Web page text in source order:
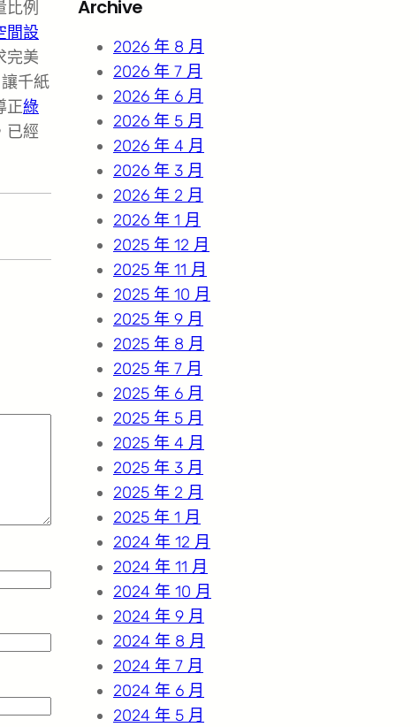
比例
間設
完美
千紙
正綠
已經
c
Archive
2026 年 8 月
2026 年 7 月
2026 年 6 月
2026 年 5 月
2026 年 4 月
2026 年 3 月
2026 年 2 月
2026 年 1 月
2025 年 12 月
2025 年 11 月
2025 年 10 月
2025 年 9 月
2025 年 8 月
2025 年 7 月
2025 年 6 月
2025 年 5 月
2025 年 4 月
2025 年 3 月
2025 年 2 月
2025 年 1 月
2024 年 12 月
2024 年 11 月
2024 年 10 月
2024 年 9 月
2024 年 8 月
2024 年 7 月
2024 年 6 月
2024 年 5 月